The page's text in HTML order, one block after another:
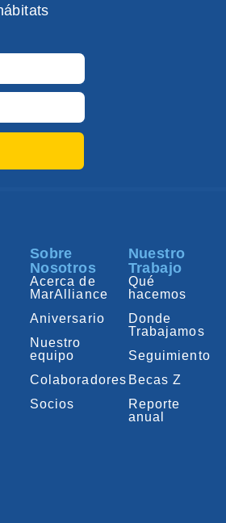
Sobre
Nosotros
Acerca de
MarAlliance
Aniversario
Nuestro
equipo
Colaboradores
Socios
Nuestro
Trabajo
Qué
hacemos
Donde
Trabajamos
Seguimiento
Becas Z
Reporte
anual